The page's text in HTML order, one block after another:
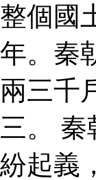
整個國
年。秦
兩三千
三。
紛起義